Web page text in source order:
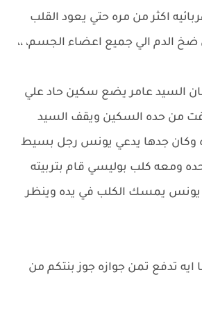
اكثر من مره حتي يعود القلب
ضخ الدم الي جميع اعضاء الجسم، ،،
السيد عامر يضع سكين حاد علي
من حده السكين ويقف السيد
وكان جدها يدعي يونس رجل بسيط
ومعه كلب بوليسي قام بتربيته
يمسك الكلب في يده وينظر
ايه تدفع تمن جوازه جوز بنتكم من